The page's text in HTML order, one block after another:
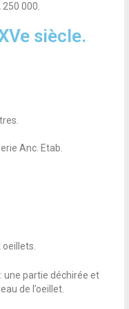
000.
siècle.
Anc. Etab.
une partie déchirée et
de l’oeillet.